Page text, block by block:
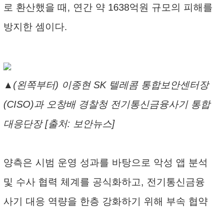
로 환산했을 때, 연간 약 1638억원 규모의 피해를
방지한 셈이다.
▲(왼쪽부터) 이종현 SK 텔레콤 통합보안센터장
(CISO)과 오창배 경찰청 전기통신금융사기 통합
대응단장 [출처: 보안뉴스]
양측은 시범 운영 성과를 바탕으로 악성 앱 분석
및 수사 협력 체계를 공식화하고, 전기통신금융
사기 대응 역량을 한층 강화하기 위해 부속 협약